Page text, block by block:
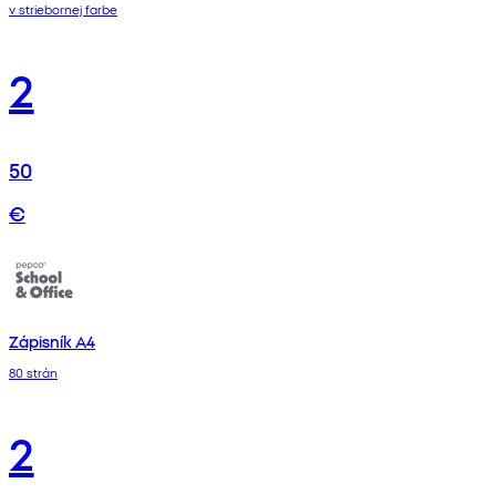
v striebornej farbe
2
50
€
Zápisník A4
80 strán
2